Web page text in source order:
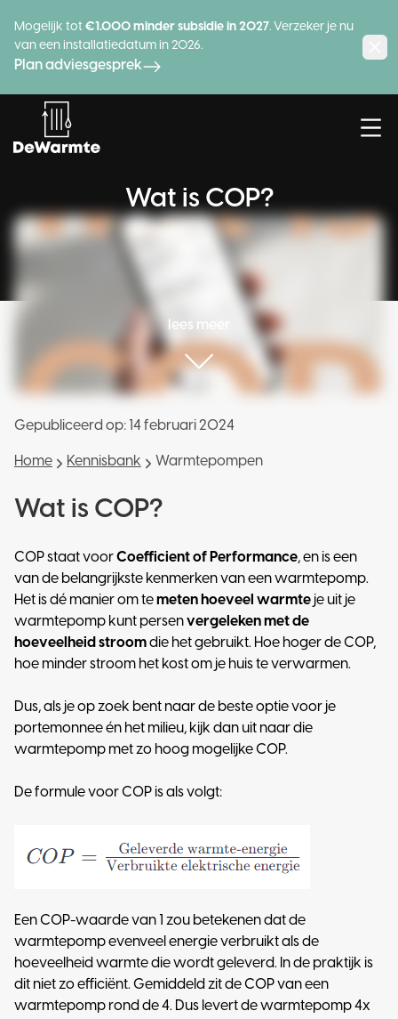
Mogelijk tot €1.000 minder subsidie in 2027. Verzeker je nu
van een installatiedatum in 2026.
Plan adviesgesprek
Hybride
Warmtepomp
Lees meer
Advies
Wat is COP?
lees meer
Gepubliceerd op: 14 februari 2024
Home Kennisbank Warmtepompen
Wat is COP?
COP staat voorCoefficient of Performance, en is een
van de belangrijkste kenmerken van een warmtepomp.
Het is dé manier om temeten hoeveel warmte je uit je
warmtepomp kunt persenvergeleken met de
hoeveelheid stroomdie het gebruikt. Hoe hoger de COP,
hoe minder stroom het kost om je huis te verwarmen.
Dus, als je op zoek bent naar de beste optie voor je
portemonnee én het milieu, kijk dan uit naar die
warmtepomp met zo hoog mogelijke COP.
De formule voor COP is als volgt:
Een COP-waarde van 1 zou betekenen dat de
warmtepomp evenveel energie verbruikt als de
hoeveelheid warmte die wordt geleverd. In de praktijk is
dit niet zo efficiënt. Gemiddeld zit de COP van een
warmtepomp rond de 4. Dus levert de warmtepomp 4x